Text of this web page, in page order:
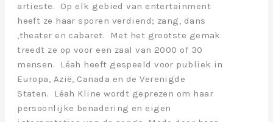
artieste. Op elk gebied van entertainment
heeft ze haar sporen verdiend; zang, dans
,theater en cabaret. Met het grootste gemak
treedt ze op voor een zaal van 2000 of 30
mensen. Léah heeft gespeeld voor publiek in
Europa, Azië, Canada en de Verenigde
Staten. Léah Kline wordt geprezen om haar
persoonlijke benadering en eigen